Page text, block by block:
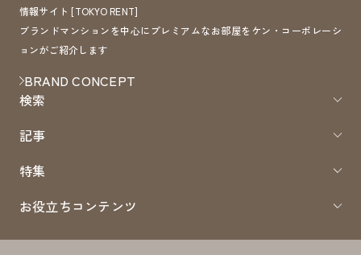
情報サイト [TOKYO RENT]
ブランドマンションを中心にプレミアムなお部屋をケン・コーポレーシ
ョンがご紹介します
BRAND CONCEPT
検索
記事
特集
お役立ちコンテンツ